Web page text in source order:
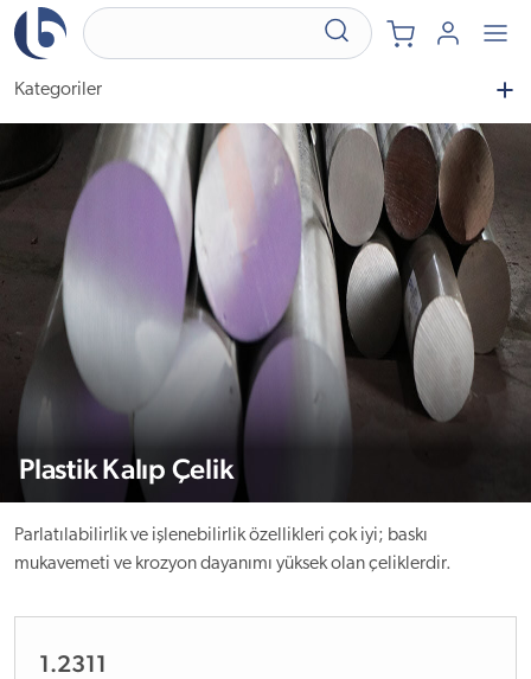
Kategoriler
Plastik Kalıp Çelik
Parlatılabilirlik ve işlenebilirlik özellikleri çok iyi; baskı
mukavemeti ve krozyon dayanımı yüksek olan çeliklerdir.
1.2311